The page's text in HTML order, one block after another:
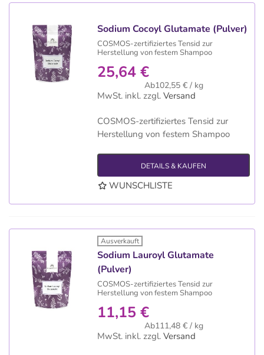
Sodium Cocoyl Glutamate (Pulver)
COSMOS-zertifiziertes Tensid zur
Herstellung von festem Shampoo
25,64 €
Ab102,55 € / kg
MwSt. inkl. zzgl. Versand
COSMOS-zertifiziertes Tensid zur
Herstellung von festem Shampoo
DETAILS & KAUFEN
WUNSCHLISTE
Ausverkauft
Sodium Lauroyl Glutamate
(Pulver)
COSMOS-zertifiziertes Tensid zur
Herstellung von festem Shampoo
11,15 €
Ab111,48 € / kg
MwSt. inkl. zzgl. Versand